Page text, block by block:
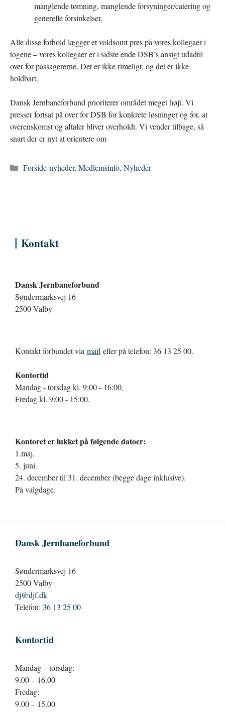
manglende tømning, manglende forsyninger/catering og
generelle forsinkelser.
Alle disse forhold lægger et voldsomt pres på vores kollegaer i
togene – vores kollegaer er i sidste ende DSB’s ansigt udadtil
over for passagererne. Det er ikke rimeligt, og det er ikke
holdbart.
Dansk Jernbaneforbund prioriterer området meget højt. Vi
presser fortsat på over for DSB for konkrete løsninger og for, at
overenskomst og aftaler bliver overholdt. Vi vender tilbage, så
snart der er nyt at orientere om
Kategorier
Forside-nyheder, Medlemsinfo, Nyheder
Kontakt
Dansk Jernbaneforbund
Søndermarksvej 16
2500 Valby
Kontakt forbundet via mail eller på telefon: 36 13 25 00.
Kontortid
Mandag - torsdag kl. 9:00 - 16:00.
Fredag kl. 9:00 - 15:00.
Kontoret er lukket på følgende datoer:
1.maj.
5. juni.
24. december til 31. december (begge dage inklusive).
På valgdage.
Dansk Jernbaneforbund
Søndermarksvej 16
2500 Valby
dj@djf.dk
Telefon: 36 13 25 00
Kontortid
Mandag – torsdag:
9.00 – 16.00
Fredag:
9.00 – 15.00